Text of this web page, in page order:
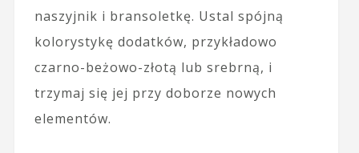
naszyjnik i bransoletkę. Ustal spójną
kolorystykę dodatków, przykładowo
czarno-beżowo-złotą lub srebrną, i
trzymaj się jej przy doborze nowych
elementów.